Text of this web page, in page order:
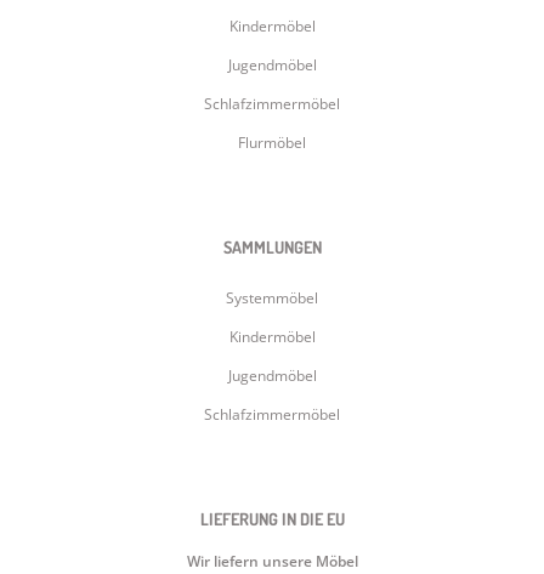
Kindermöbel
Jugendmöbel
Schlafzimmermöbel
Flurmöbel
SAMMLUNGEN
Systemmöbel
Kindermöbel
Jugendmöbel
Schlafzimmermöbel
LIEFERUNG IN DIE EU
Wir liefern unsere Möbel